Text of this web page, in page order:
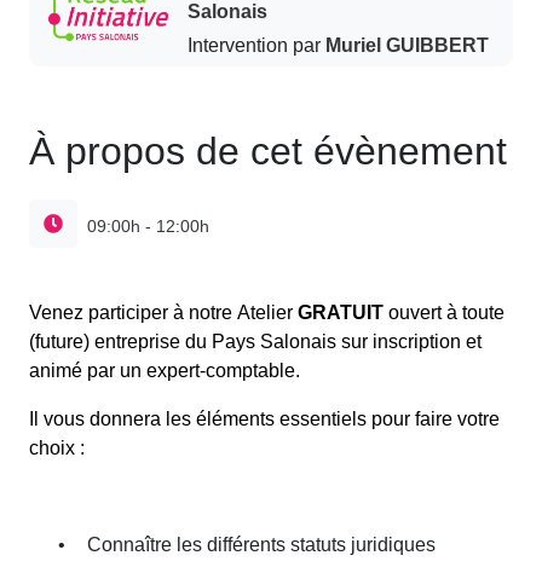
Salonais
Intervention parMuriel GUIBBERT
À propos de cet évènement
09:00h - 12:00h
Venez participer à notre AtelierGRATUITouvert à toute
(future) entreprise du Pays Salonais sur inscription et
animé par un expert-comptable.
Il vous donnera les éléments essentiels pour faire votre
choix :
• Connaître les différents statuts juridiques